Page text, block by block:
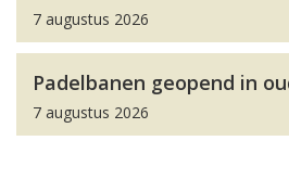
7 augustus 2026
Padelbanen geopend in
7 augustus 2026